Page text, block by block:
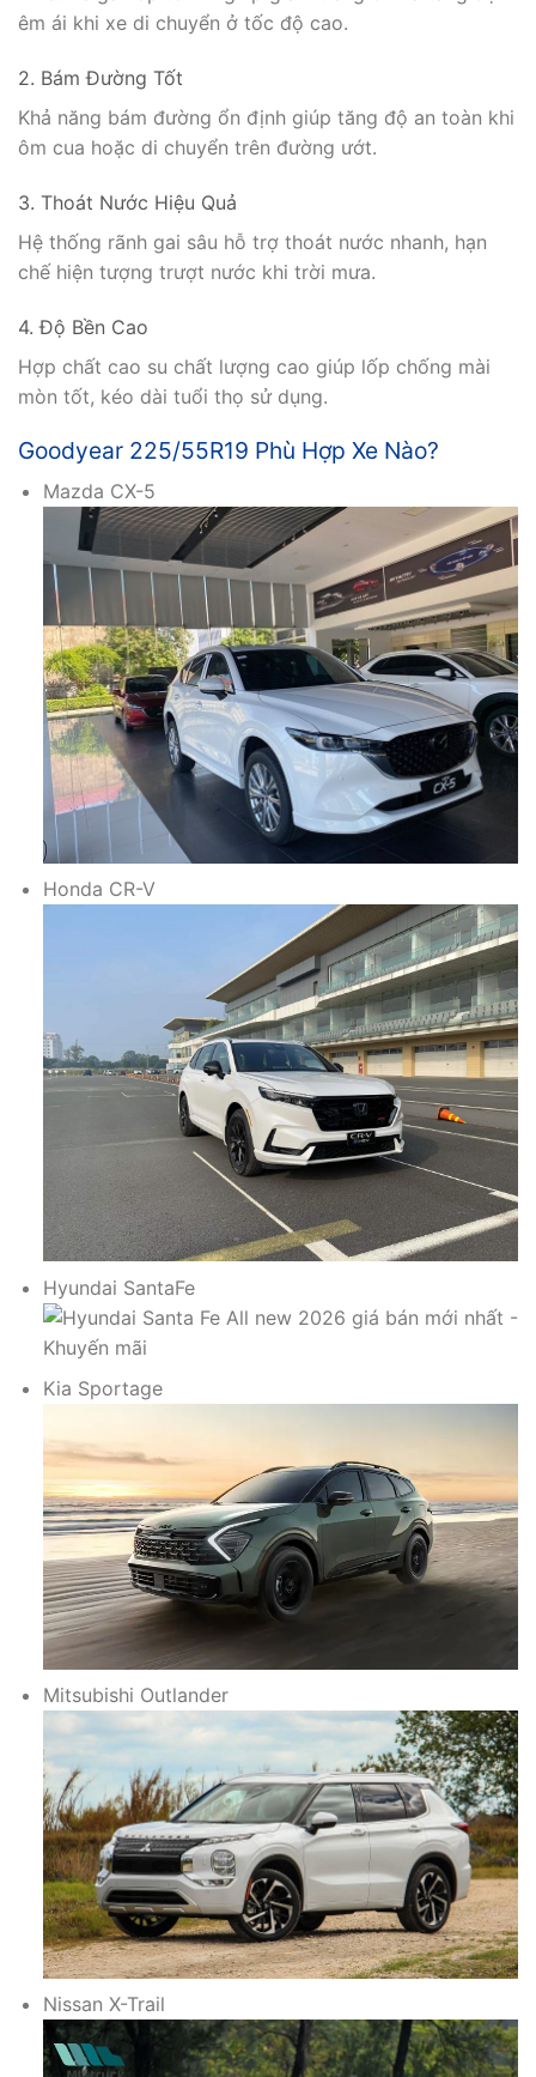
êm ái khi xe di chuyển ở tốc độ cao.
2. Bám Đường Tốt
Khả năng bám đường ổn định giúp tăng độ an toàn khi
ôm cua hoặc di chuyển trên đường ướt.
3. Thoát Nước Hiệu Quả
Hệ thống rãnh gai sâu hỗ trợ thoát nước nhanh, hạn
chế hiện tượng trượt nước khi trời mưa.
4. Độ Bền Cao
Hợp chất cao su chất lượng cao giúp lốp chống mài
mòn tốt, kéo dài tuổi thọ sử dụng.
Goodyear 225/55R19 Phù Hợp Xe Nào?
Mazda CX-5
Honda CR-V
Hyundai SantaFe
Kia Sportage
Mitsubishi Outlander
Nissan X-Trail